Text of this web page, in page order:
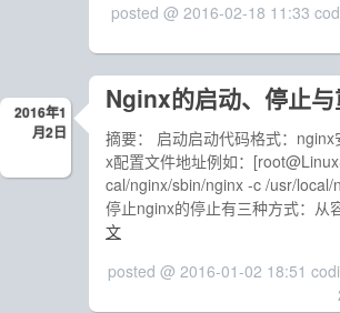
posted @ 2016-02-18 11:33
2016年1
月2日
Nginx的启动、停止与
摘要： 启动启动代码格式：
x配置文件地址例如：
cal/nginx/sbin/nginx -c /usr/
停止nginx的停止有三种方式：从
文
posted @ 2016-01-02 18:51